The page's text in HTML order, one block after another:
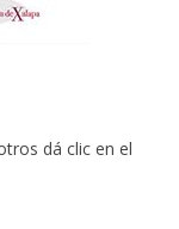
dá clic en el